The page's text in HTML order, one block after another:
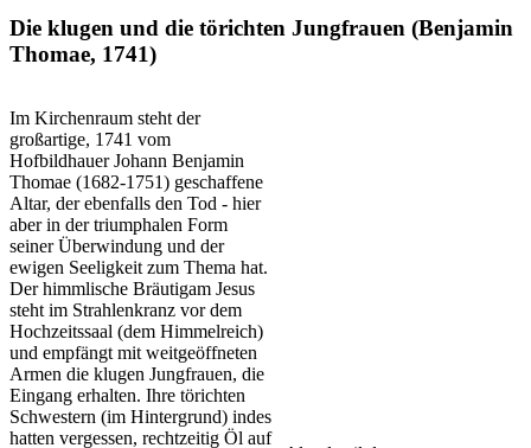
Die klugen und die törichten Jungfrauen (Benjamin
Thomae, 1741)
Im Kirchenraum steht der
großartige, 1741 vom
Hofbildhauer Johann Benjamin
Thomae (1682-1751) geschaffene
Altar, der ebenfalls den Tod - hier
aber in der triumphalen Form
seiner Überwindung und der
ewigen Seeligkeit zum Thema hat.
Der himmlische Bräutigam Jesus
steht im Strahlenkranz vor dem
Hochzeitssaal (dem Himmelreich)
und empfängt mit weitgeöffneten
Armen die klugen Jungfrauen, die
Eingang erhalten. Ihre törichten
Schwestern (im Hintergrund) indes
hatten vergessen, rechtzeitig Öl auf